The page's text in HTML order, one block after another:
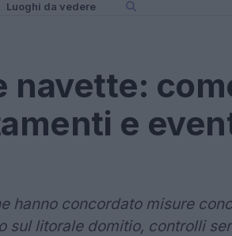
Luoghi da vedere
navette:
e
hanno concordato misure
sul litorale domitio, controlli